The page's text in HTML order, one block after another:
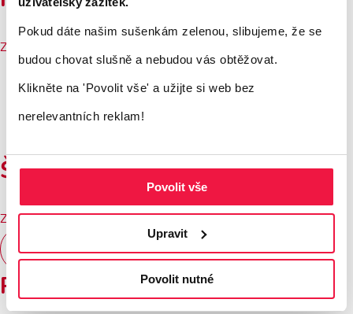
Pokud dáte našim sušenkám zelenou, slibujeme, že se
budou chovat slušně a nebudou vás obtěžovat.
Klikněte na 'Povolit vše' a užijte si web bez
nerelevantních reklam!
Povolit vše
Upravit
Povolit nutné
Zobrazit více
Šimek proficentrum
Zobrazit více
Zobrazit všechny reference
Používáme tyto nástroje